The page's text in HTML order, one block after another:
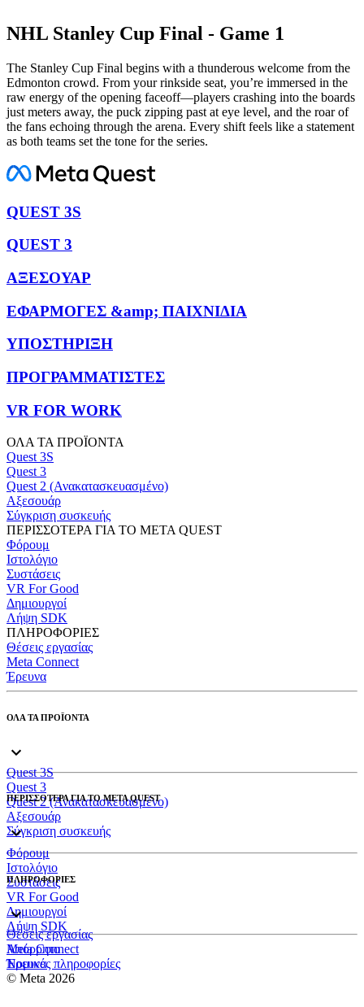
NHL Stanley Cup Final - Game 1
The Stanley Cup Final begins with a thunderous welcome from the
Edmonton crowd. From your rinkside seat, you’re immersed in the
raw energy of the opening faceoff—players crashing into the boards
just meters away, the puck zipping past at eye level, and the roar of
the fans echoing through the arena. Every shift feels like a statement
as both teams set the tone for the series.
QUEST 3S
QUEST 3
ΑΞΕΣΟΥΑΡ
ΕΦΑΡΜΟΓΕΣ &amp; ΠΑΙΧΝΙΔΙΑ
ΥΠΟΣΤΗΡΙΞΗ
ΠΡΟΓΡΑΜΜΑΤΙΣΤΕΣ
VR FOR WORK
ΟΛΑ ΤΑ ΠΡΟΪΟΝΤΑ
Quest 3S
Quest 3
Quest 2 (Ανακατασκευασμένο)
Αξεσουάρ
Σύγκριση συσκευής
ΠΕΡΙΣΣΟΤΕΡΑ ΓΙΑ ΤΟ META QUEST
Φόρουμ
Ιστολόγιο
Συστάσεις
VR For Good
Δημιουργοί
Λήψη SDK
ΠΛΗΡΟΦΟΡΙΕΣ
Θέσεις εργασίας
Meta Connect
Έρευνα
ΟΛΑ ΤΑ ΠΡΟΪΟΝΤΑ
Quest 3S
Quest 3
Quest 2 (Ανακατασκευασμένο)
Αξεσουάρ
Σύγκριση συσκευής
ΠΕΡΙΣΣΟΤΕΡΑ ΓΙΑ ΤΟ META QUEST
Φόρουμ
Ιστολόγιο
Συστάσεις
VR For Good
Δημιουργοί
Λήψη SDK
ΠΛΗΡΟΦΟΡΙΕΣ
Θέσεις εργασίας
Meta Connect
Έρευνα
Απόρρητο
Νομικές πληροφορίες
© Meta 2026